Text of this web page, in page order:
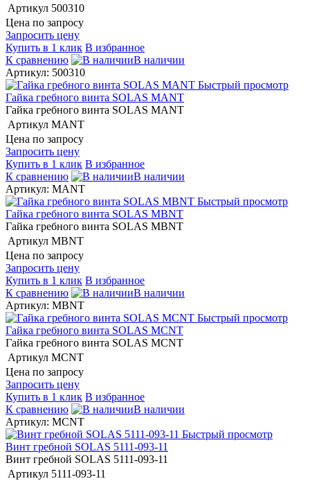
Артикул 500310
Цена по запросу
Запросить цену
Купить в 1 клик В избранное
К сравнению
В наличии
Артикул: 500310
Быстрый просмотр
Гайка гребного винта SOLAS MANT
Гайка гребного винта SOLAS MANT
Артикул MANT
Цена по запросу
Запросить цену
Купить в 1 клик В избранное
К сравнению
В наличии
Артикул: MANT
Быстрый просмотр
Гайка гребного винта SOLAS MBNT
Гайка гребного винта SOLAS MBNT
Артикул MBNT
Цена по запросу
Запросить цену
Купить в 1 клик В избранное
К сравнению
В наличии
Артикул: MBNT
Быстрый просмотр
Гайка гребного винта SOLAS MCNT
Гайка гребного винта SOLAS MCNT
Артикул MCNT
Цена по запросу
Запросить цену
Купить в 1 клик В избранное
К сравнению
В наличии
Артикул: MCNT
Быстрый просмотр
Винт гребной SOLAS 5111-093-11
Винт гребной SOLAS 5111-093-11
Артикул 5111-093-11